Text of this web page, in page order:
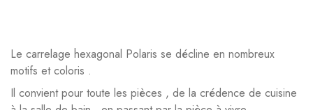
Le carrelage hexagonal Polaris se décline en nombreux
motifs et coloris .
Il convient pour toute les pièces , de la crédence de cuisine